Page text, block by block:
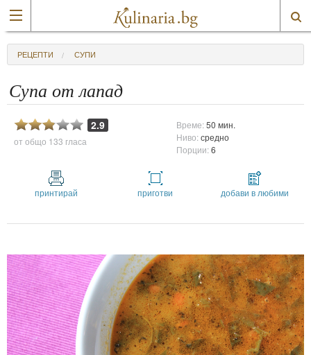
РЕЦЕПТИ СУПИ
Супа от лапад
2.9
от общо 133 гласа
Време:50 мин.
Ниво:средно
Порции:6
принтирай приготви добави в любими